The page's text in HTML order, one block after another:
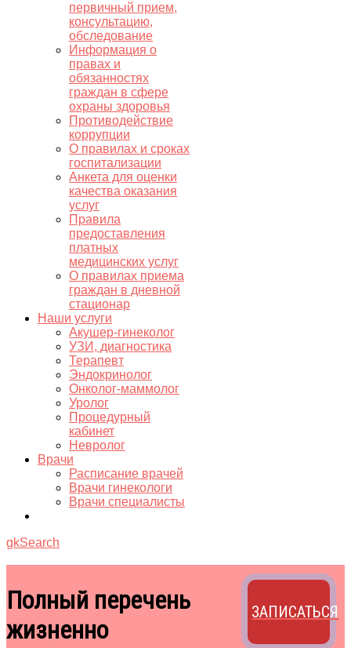
первичный прием,
консультацию,
обследование
Информация о
правах и
обязанностях
граждан в сфере
охраны здоровья
Противодействие
коррупции
О правилах и сроках
госпитализации
Анкета для оценки
качества оказания
услуг
Правила
предоставления
платных
медицинских услуг
О правилах приема
граждан в дневной
стационар
Наши услуги
Акушер-гинеколог
УЗИ, диагностика
Терапевт
Эндокринолог
Онколог-маммолог
Уролог
Процедурный
кабинет
Невролог
Врачи
Расписание врачей
Врачи гинекологи
Врачи специалисты
gkSearch
Полный перечень
жизненно
ЗАПИСАТЬСЯ